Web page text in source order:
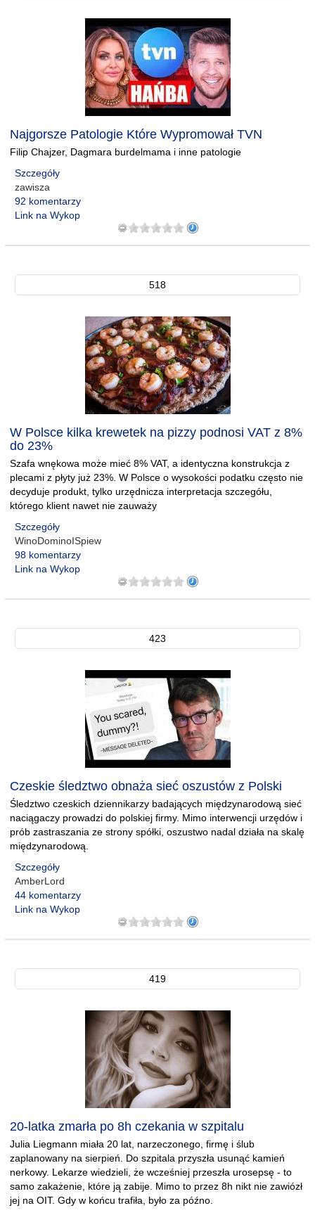
Najgorsze Patologie Które Wypromował TVN
Filip Chajzer, Dagmara burdelmama i inne patologie
Szczegóły
zawisza
92 komentarzy
Link na Wykop
518
W Polsce kilka krewetek na pizzy podnosi VAT z 8%
do 23%
Szafa wnękowa może mieć 8% VAT, a identyczna konstrukcja z
plecami z płyty już 23%. W Polsce o wysokości podatku często nie
decyduje produkt, tylko urzędnicza interpretacja szczegółu,
którego klient nawet nie zauważy
Szczegóły
WinoDominoISpiew
98 komentarzy
Link na Wykop
423
Czeskie śledztwo obnaża sieć oszustów z Polski
Śledztwo czeskich dziennikarzy badających międzynarodową sieć
naciągaczy prowadzi do polskiej firmy. Mimo interwencji urzędów i
prób zastraszania ze strony spółki, oszustwo nadal działa na skalę
międzynarodową.
Szczegóły
AmberLord
44 komentarzy
Link na Wykop
419
20-latka zmarła po 8h czekania w szpitalu
Julia Liegmann miała 20 lat, narzeczonego, firmę i ślub
zaplanowany na sierpień. Do szpitala przyszła usunąć kamień
nerkowy. Lekarze wiedzieli, że wcześniej przeszła urosepsę - to
samo zakażenie, które ją zabije. Mimo to przez 8h nikt nie zawiózł
jej na OIT. Gdy w końcu trafiła, było za późno.